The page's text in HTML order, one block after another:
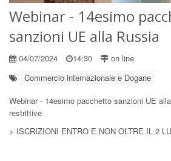
Webinar - 14esimo
sanzioni UE alla Russia
04/07/2024 14:30
on line
Commercio internazionale e Dogane
Webinar - 14esimo pacchetto sanzioni UE
restrittive
> ISCRIZIONI ENTRO E NON OLTRE IL 2